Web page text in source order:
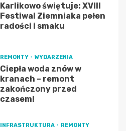
Karlikowo świętuje: XVIII
Festiwal Ziemniaka pełen
radości i smaku
REMONTY WYDARZENIA
Ciepła woda znów w
kranach – remont
zakończony przed
czasem!
INFRASTRUKTURA REMONTY